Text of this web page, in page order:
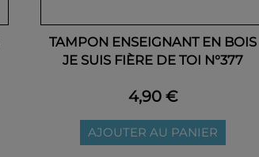
TAMPON ENSEIGNANT EN BOIS
JE SUIS FIÈRE DE TOI N°377
4,90 €
AJOUTER AU PANIER